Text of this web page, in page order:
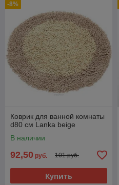
-8%
Коврик для ванной комнаты
d80 см Lanka beige
В наличии
92,50 руб. 101 руб.
Купить